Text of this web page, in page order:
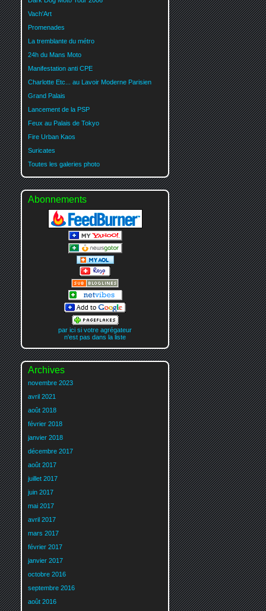
Vach'Art
Promenades
La tremblante du métro
24h du Mans Moto
Manifestation anti CPE
Charlotte Etc... au Lavoir Moderne Parisien
Grand Palais
Lancement de la PSP
Feux au Palais de Tokyo
Fire Urban Kaos
Suricates
Toutes les galeries photo
Abonnements
par ici si votre agrégateur
n'est pas dans la liste
Archives
novembre 2023
avril 2021
août 2018
février 2018
janvier 2018
décembre 2017
août 2017
juillet 2017
juin 2017
mai 2017
avril 2017
mars 2017
février 2017
janvier 2017
octobre 2016
septembre 2016
août 2016